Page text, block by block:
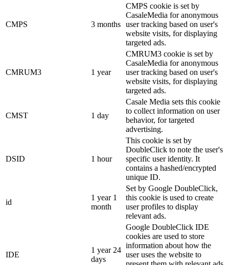
CMPS 3 months
CMPS cookie is set by
CasaleMedia for anonymous
user tracking based on user's
website visits, for displaying
targeted ads.
CMRUM3 1 year
CMRUM3 cookie is set by
CasaleMedia for anonymous
user tracking based on user's
website visits, for displaying
targeted ads.
CMST 1 day
Casale Media sets this cookie
to collect information on user
behavior, for targeted
advertising.
DSID 1 hour
This cookie is set by
DoubleClick to note the user's
specific user identity. It
contains a hashed/encrypted
unique ID.
id
1 year 1
month
Set by Google DoubleClick,
this cookie is used to create
user profiles to display
relevant ads.
IDE
1 year 24
days
Google DoubleClick IDE
cookies are used to store
information about how the
user uses the website to